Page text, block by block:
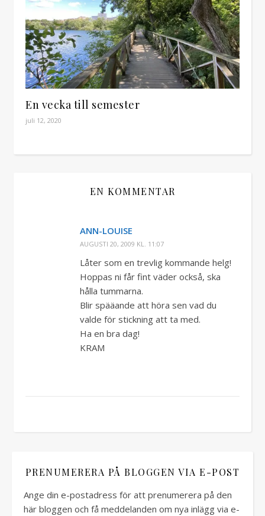
En vecka till semester
juli 12, 2020
EN KOMMENTAR
ANN-LOUISE
AUGUSTI 20, 2009 KL. 11:07
Låter som en trevlig kommande helg!
Hoppas ni får fint väder också, ska
hålla tummarna.
Blir spääande att höra sen vad du
valde för stickning att ta med.
Ha en bra dag!
KRAM
PRENUMERERA PÅ BLOGGEN VIA E-POST
Ange din e-postadress för att prenumerera på den
här bloggen och få meddelanden om nya inlägg via e-